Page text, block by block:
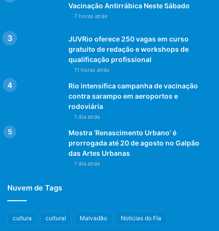
Vacinação Antirrábica Neste Sábado
7 horas atrás
JUVRio oferece 250 vagas em curso
gratuito de redação e workshops de
qualificação profissional
11 horas atrás
Rio intensifica campanha de vacinação
contra sarampo em aeroportos e
rodoviária
1 dia atrás
Mostra ‘Renascimento Urbano’ é
prorrogada até 20 de agosto no Galpão
das Artes Urbanas
1 dia atrás
Nuvem de Tags
cultura cultural Malvadão Noticias do Fla